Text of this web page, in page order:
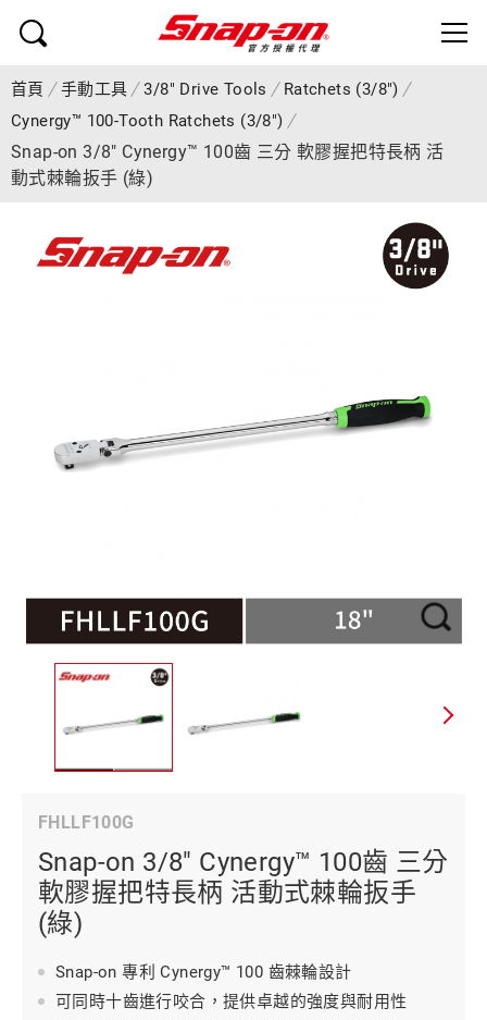
首頁 手動工具 3/8" Drive Tools
Ratchets (3/8")
Cynergy™ 100-Tooth Ratchets (3/8")
Snap-on 3/8" Cynergy™ 100齒 三分 軟膠握把特長柄 活
動式棘輪扳手 (綠)
FHLLF100G
Snap-on 3/8" Cynergy™ 100齒 三分
軟膠握把特長柄 活動式棘輪扳手
(綠)
Snap-on 專利 Cynergy™ 100 齒棘輪設計
可同時十齒進行咬合，提供卓越的強度與耐用性